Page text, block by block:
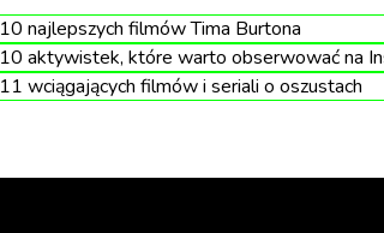
10 najlepszych filmów Tima Burtona
10 aktywistek, które warto obserwować na
11 wciągających filmów i seriali o oszustach